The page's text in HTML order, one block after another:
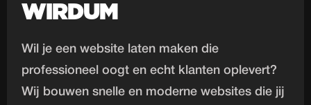
WIRDUM
Wil je een website laten maken die
professioneel oogt en echt klanten oplevert?
Wij bouwen snelle en moderne websites die jij